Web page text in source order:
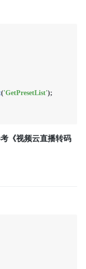
('GetPresetList');
《视频云直播转码